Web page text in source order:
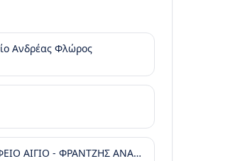
Aνδρέας Φλώρος
ΔΙΚΗΓΟΡΙΚΟ ΓΡΑΦΕΙΟ ΑΙΓΙΟ - ΦΡΑΝΤΖΗΣ ΑΝΑΣΤΑΣΙΟΣ & ΦΡΑΝΤΖΗΣ ΧΡΗΣΤΟΣ